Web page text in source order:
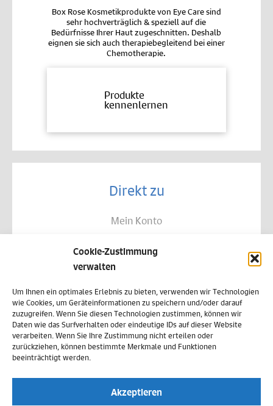
Cookie-Zustimmung
verwalten
Um Ihnen ein optimales Erlebnis zu bieten, verwenden wir Technologien
wie Cookies, um Geräteinformationen zu speichern und/oder darauf
zuzugreifen. Wenn Sie diesen Technologien zustimmen, können wir
Daten wie das Surfverhalten oder eindeutige IDs auf dieser Website
verarbeiten. Wenn Sie Ihre Zustimmung nicht erteilen oder
zurückziehen, können bestimmte Merkmale und Funktionen
beeinträchtigt werden.
Akzeptieren
Box Rose Kosmetikprodukte von Eye Care sind
sehr hochverträglich & speziell auf die
Bedürfnisse Ihrer Haut zugeschnitten. Deshalb
eignen sie sich auch therapiebegleitend bei einer
Chemotherapie.
Produkte
kennenlernen
Direkt zu
Mein Konto
Allgemeine Geschäftsbedingungen
Datenschutz
Widerruf
Zahlungsweisen
Versand & Lieferung
Cookie-Richtlinie (EU)